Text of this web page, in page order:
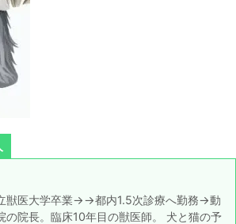
獣医大学卒業→→都内1.5次診療へ勤務→動
の院長。臨床10年目の獣医師。 犬と猫の予